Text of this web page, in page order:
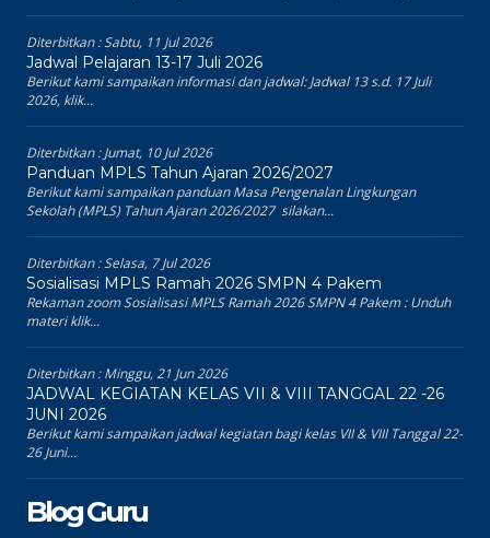
Diterbitkan :Sabtu, 11 Jul 2026
Jadwal Pelajaran 13-17 Juli 2026
Berikut kami sampaikan informasi dan jadwal: Jadwal 13 s.d. 17 Juli
2026, klik...
Diterbitkan :Jumat, 10 Jul 2026
Panduan MPLS Tahun Ajaran 2026/2027
Berikut kami sampaikan panduan Masa Pengenalan Lingkungan
Sekolah (MPLS) Tahun Ajaran 2026/2027 silakan...
Diterbitkan :Selasa, 7 Jul 2026
Sosialisasi MPLS Ramah 2026 SMPN 4 Pakem
Rekaman zoom Sosialisasi MPLS Ramah 2026 SMPN 4 Pakem : Unduh
materi klik...
Diterbitkan :Minggu, 21 Jun 2026
JADWAL KEGIATAN KELAS VII & VIII TANGGAL 22 -26
JUNI 2026
Berikut kami sampaikan jadwal kegiatan bagi kelas VII & VIII Tanggal 22-
26 Juni...
Blog Guru